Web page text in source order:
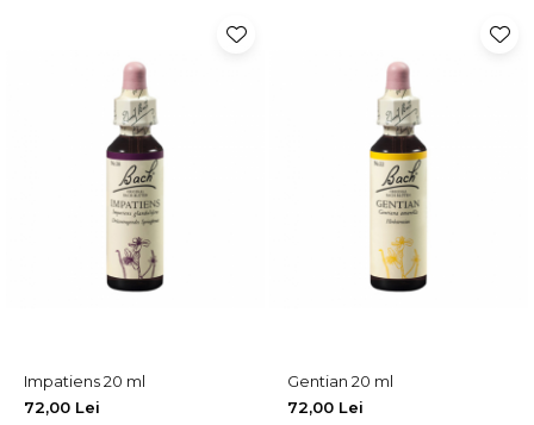
Impatiens 20 ml
72,00 Lei
Gentian 20 ml
72,00 Lei